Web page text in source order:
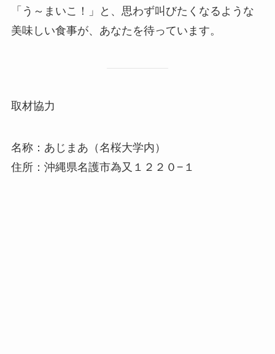
「う～まいこ！」と、思わず叫びたくなるような
美味しい食事が、あなたを待っています。
取材協力
名称：あじまあ（名桜大学内）
住所：沖縄県名護市為又１２２０−１